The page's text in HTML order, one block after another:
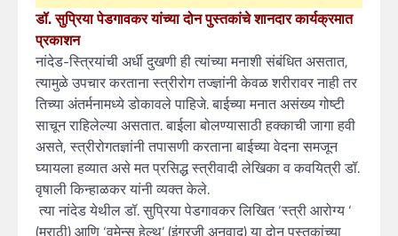
डॉ. सुप्रिया पेडगावकर यांच्या दोन पुस्तकांचे शानदार कार्यक्रमात
प्रकाशन
नांदेड-स्त्रियांची अर्धी दुखणी ही त्यांच्या मनाशी संबंधित असतात,
त्यामुळे उपचार करताना स्त्रीरोग तज्ज्ञांनी केवळ शरीरावर नाही तर
तिच्या अंतर्मनामध्ये डोकावले पाहिजे. बाईच्या मनात असंख्य गोष्टी
साचून राहिलेल्या असतात. बाईला बोलण्यासाठी हक्काची जागा हवी
असते, स्त्रीरोगतज्ञांनी तपासणी करताना बाईच्या वेदना समजून
घ्यायला हव्यात असे मत प्रसिद्ध स्त्रीवादी लेखिका व कवयित्री डॉ.
वृषाली किन्हाळकर यांनी व्यक्त केले.
त्या नांदेड येथील डॉ. सुप्रिया पेडगावकर लिखित ‘स्त्री आरोग्य ‘